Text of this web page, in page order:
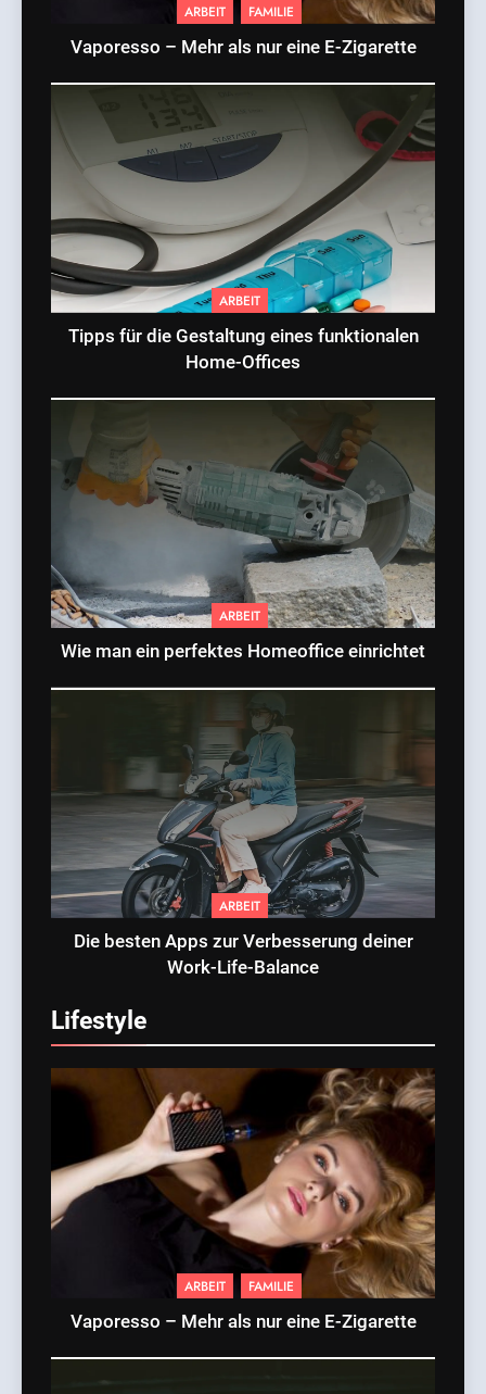
ARBEIT FAMILIE
Vaporesso – Mehr als nur eine E-Zigarette
ARBEIT
Tipps für die Gestaltung eines funktionalen
Home-Offices
ARBEIT
Wie man ein perfektes Homeoffice einrichtet
ARBEIT
Die besten Apps zur Verbesserung deiner
Work-Life-Balance
Lifestyle
ARBEIT FAMILIE
Vaporesso – Mehr als nur eine E-Zigarette